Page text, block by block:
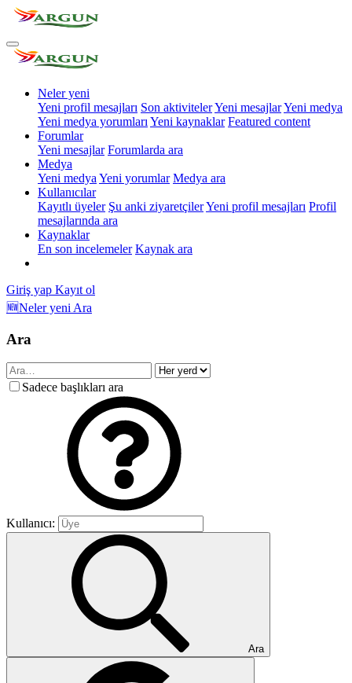
Neler yeni
Yeni profil mesajları Son aktivitelerYeni mesajlarYeni medya
Yeni medya yorumları Yeni kaynaklar Featured content
Forumlar
Yeni mesajlar Forumlarda ara
Medya
Yeni medya Yeni yorumlar Medya ara
Kullanıcılar
Kayıtlı üyeler Şu anki ziyaretçilerYeni profil mesajları Profil
mesajlarında ara
Kaynaklar
En son incelemeler Kaynak ara
Giriş yap Kayıt ol
🆕Neler yeni Ara
Ara
Sadece başlıkları ara
Kullanıcı:
Ara